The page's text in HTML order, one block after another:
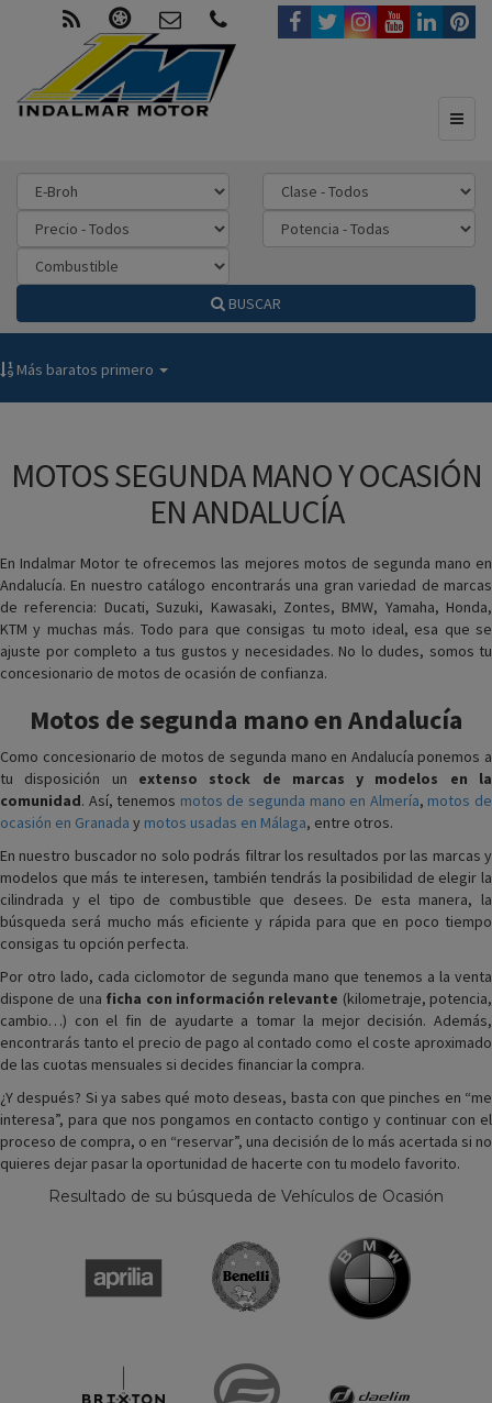
BUSCAR
Más baratos primero
MOTOS SEGUNDA MANO Y OCASIÓN
EN ANDALUCÍA
En Indalmar Motor te ofrecemos las mejores motos de segunda mano en
Andalucía. En nuestro catálogo encontrarás una gran variedad de marcas
de referencia: Ducati, Suzuki, Kawasaki, Zontes, BMW, Yamaha, Honda,
KTM y muchas más. Todo para que consigas tu moto ideal, esa que se
ajuste por completo a tus gustos y necesidades. No lo dudes, somos tu
concesionario de motos de ocasión de confianza.
Motos de segunda mano en Andalucía
Como concesionario de motos de segunda mano en Andalucía ponemos a
tu disposición un extenso stock de marcas y modelos en la
comunidad. Así, tenemos motos de segunda mano en Almería, motos de
ocasión en Granada y motos usadas en Málaga, entre otros.
En nuestro buscador no solo podrás filtrar los resultados por las marcas y
modelos que más te interesen, también tendrás la posibilidad de elegir la
cilindrada y el tipo de combustible que desees. De esta manera, la
búsqueda será mucho más eficiente y rápida para que en poco tiempo
consigas tu opción perfecta.
Por otro lado, cada ciclomotor de segunda mano que tenemos a la venta
dispone de una ficha con información relevante (kilometraje, potencia,
cambio…) con el fin de ayudarte a tomar la mejor decisión. Además,
encontrarás tanto el precio de pago al contado como el coste aproximado
de las cuotas mensuales si decides financiar la compra.
¿Y después? Si ya sabes qué moto deseas, basta con que pinches en “me
interesa”, para que nos pongamos en contacto contigo y continuar con el
proceso de compra, o en “reservar”, una decisión de lo más acertada si no
quieres dejar pasar la oportunidad de hacerte con tu modelo favorito.
Resultado de su búsqueda de Vehículos de Ocasión